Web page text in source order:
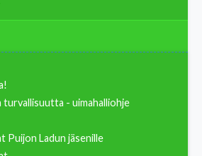
turvallisuutta - uimahalliohje
Puijon Ladun jäsenille